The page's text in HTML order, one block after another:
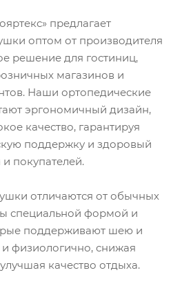
предлагает
оптом от производителя
решение для гостиниц,
магазинов и
Наши ортопедические
эргономичный дизайн,
качество, гарантируя
поддержку и здоровый
покупателей.
отличаются от обычных
специальной формой и
поддерживают шею и
физиологично, снижая
качество отдыха.